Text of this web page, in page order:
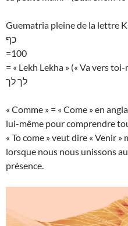
Guematria pleine de la lettre
כף
=100
= « Lekh Lekha » (« Va vers
לך לך
« Comme » = « Come » en
lui-même pour comprendre
« To come » veut dire « Venir »
lorsque nous nous unissons
présence.